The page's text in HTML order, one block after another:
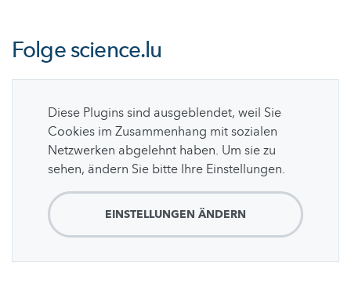
Folgescience.lu
Diese Plugins sind ausgeblendet, weil Sie
Cookies im Zusammenhang mit sozialen
Netzwerken abgelehnt haben. Um sie zu
sehen, ändern Sie bitte Ihre Einstellungen.
EINSTELLUNGEN ÄNDERN